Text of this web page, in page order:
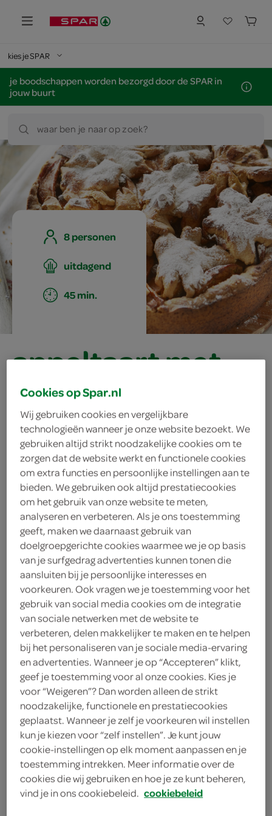
kies je SPAR
je boodschappen worden bezorgd door de SPAR in
jouw buurt
waar ben je naar op zoek?
8 personen
uitdagend
45 min.
appeltaart met
rozemarijn
ingrediënten
kaneelijs
roomijs
poedersuiker
1 eetlepel rozemarijn
2 eetlepels custardpoeder
100 gram rozijnen
1 eetlepel kaneelpoeder
11 appels
2 eetlepels paneermeel
400 gram zelfrijzend bakmeel
2 eieren
200 gram bruine basterdsuiker
Cookies op Spar.nl
Wij gebruiken cookies en vergelijkbare
technologieën wanneer je onze website bezoekt. We
gebruiken altijd strikt noodzakelijke cookies om te
zorgen dat de website werkt en functionele cookies
om extra functies en persoonlijke instellingen aan te
bieden. We gebruiken ook altijd prestatiecookies
om het gebruik van onze website te meten,
analyseren en verbeteren. Als je ons toestemming
geeft, maken we daarnaast gebruik van
doelgroepgerichte cookies waarmee we je op basis
van je surfgedrag advertenties kunnen tonen die
aansluiten bij je persoonlijke interesses en
voorkeuren. Ook vragen we je toestemming voor het
gebruik van social media cookies om de integratie
van sociale netwerken met de website te
verbeteren, delen makkelijker te maken en te helpen
bij het personaliseren van je sociale media-ervaring
en advertenties. Wanneer je op “Accepteren” klikt,
geef je toestemming voor al onze cookies. Kies je
voor “Weigeren”? Dan worden alleen de strikt
noodzakelijke, functionele en prestatiecookies
geplaatst. Wanneer je zelf je voorkeuren wil instellen
kun je kiezen voor “zelf instellen”. Je kunt jouw
cookie-instellingen op elk moment aanpassen en je
toestemming intrekken. Meer informatie over de
cookies die wij gebruiken en hoe je ze kunt beheren,
vind je in ons cookiebeleid. cookiebeleid